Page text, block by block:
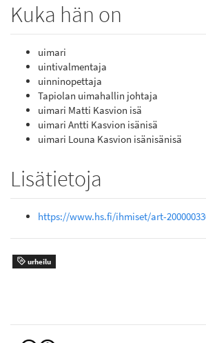
Kuka hän on
uimari
uintivalmentaja
uinninopettaja
Tapiolan uimahallin johtaja
uimari Matti Kasvion isä
uimari Antti Kasvion isänisä
uimari Louna Kasvion isänisänisä
Lisätietoja
https://www.hs.fi/ihmiset/art-
urheilu